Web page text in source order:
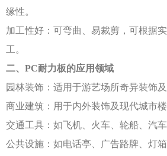
缘性。
加工性好：可弯曲、易裁剪，可根据
工。
二、 PC耐力板的应用领域
园林装饰：适用于游艺场所奇异装饰
商业建筑：用于内外装饰及现代城市楼
交通工具：如飞机、火车、轮船、汽车
公共设施：如电话亭、广告路牌、灯